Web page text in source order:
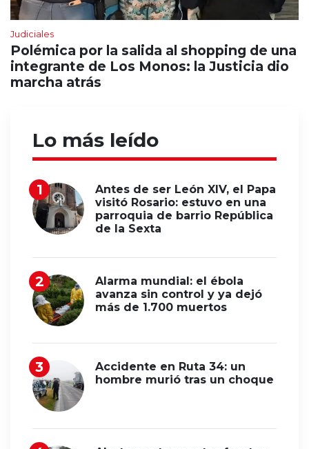
Judiciales
Polémica por la salida al shopping de una
integrante de Los Monos: la Justicia dio
marcha atrás
Lo más leído
Antes de ser León XIV, el Papa
visitó Rosario: estuvo en una
parroquia de barrio República
de la Sexta
Alarma mundial: el ébola
avanza sin control y ya dejó
más de 1.700 muertos
Accidente en Ruta 34: un
hombre murió tras un choque